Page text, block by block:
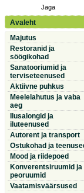
Jaga
Avaleht
Majutus
Restoranid ja
söögikohad
Sanatooriumid ja
terviseteenused
Aktiivne puhkus
Meelelahutus ja vaba
aeg
Ilusalongid ja
iluteenused
Autorent ja transport
Ostukohad ja
Mood ja riidepoed
Konverentsiruumid ja
peoruumid
Vaatamisväärsused